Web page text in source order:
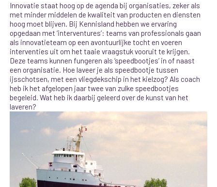
Innovatie staat hoog op de agenda bij organisaties, zeker als
met minder middelen de kwaliteit van producten en diensten
hoog moet blijven. Bij Kennisland hebben we ervaring
opgedaan met ‘interventures’: teams van professionals gaan
als innovatieteam op een avontuurlijke tocht en voeren
interventies uit om het taaie vraagstuk vooruit te krijgen.
Deze teams kunnen fungeren als ‘speedbootjes’ in of naast
een organisatie. Hoe laveer je als speedbootje tussen
ijsschotsen, met een vliegdekschip in het kielzog? Als coach
heb ik het afgelopen jaar twee van zulke speedbootjes
begeleid. Wat heb ik daarbij geleerd over de kunst van het
laveren?